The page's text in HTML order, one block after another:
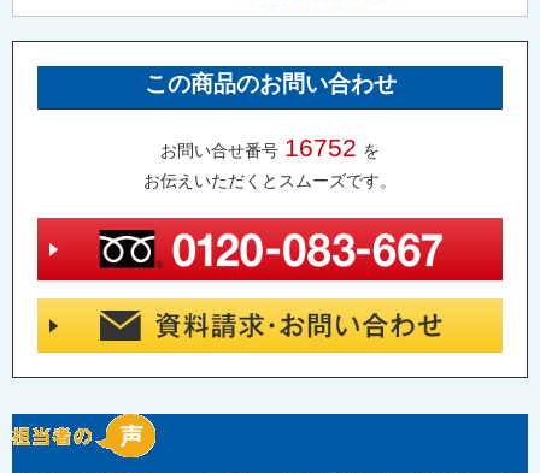
この商品のお問い合わせ
お問い合せ番号 16752 を
お伝えいただくとスムーズです。